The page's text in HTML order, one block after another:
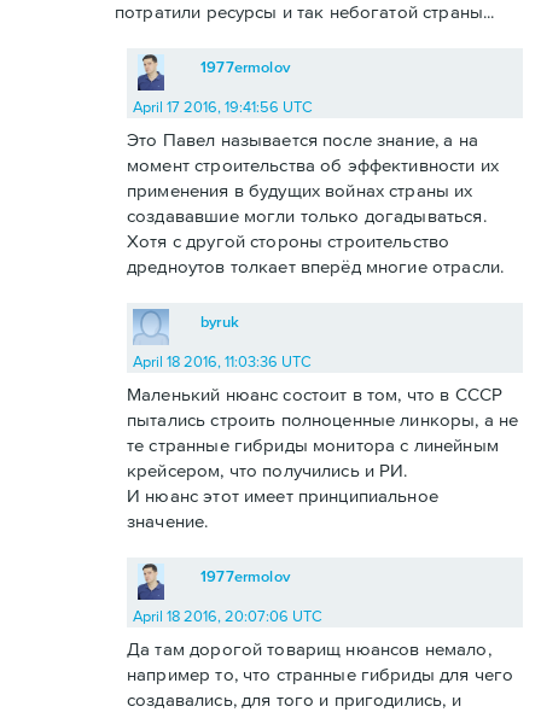
потратили ресурсы и так небогатой страны...
1977ermolov
April 17 2016, 19:41:56 UTC
Это Павел называется после знание, а на
момент строительства об эффективности их
применения в будущих войнах страны их
создававшие могли только догадываться.
Хотя с другой стороны строительство
дредноутов толкает вперёд многие отрасли.
byruk
April 18 2016, 11:03:36 UTC
Маленький нюанс состоит в том, что в СССР
пытались строить полноценные линкоры, а не
те странные гибриды монитора с линейным
крейсером, что получились и РИ.
И нюанс этот имеет принципиальное
значение.
1977ermolov
April 18 2016, 20:07:06 UTC
Да там дорогой товарищ нюансов немало,
например то, что странные гибриды для чего
создавались, для того и пригодились, и